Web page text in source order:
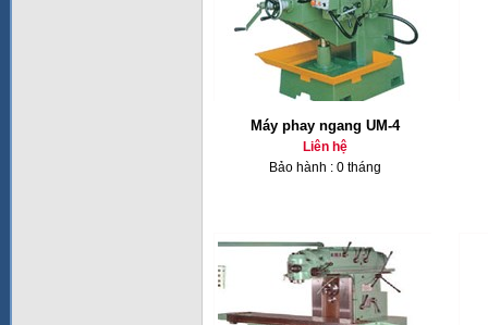
Máy phay ngang UM-4
Liên hệ
Bảo hành : 0 tháng